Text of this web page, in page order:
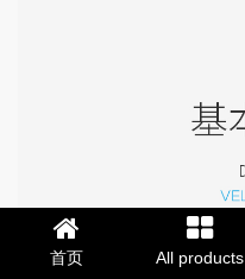
首页 All products